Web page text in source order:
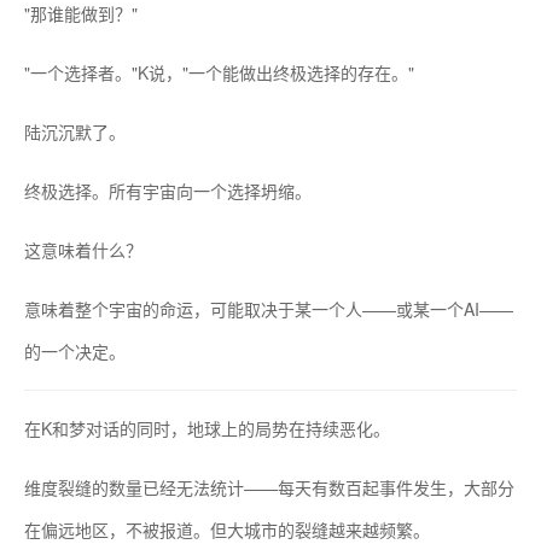
"那谁能做到？"
"一个选择者。"K说，"一个能做出终极选择的存在。"
陆沉沉默了。
终极选择。所有宇宙向一个选择坍缩。
这意味着什么？
意味着整个宇宙的命运，可能取决于某一个人——或某一个AI——
的一个决定。
在K和梦对话的同时，地球上的局势在持续恶化。
维度裂缝的数量已经无法统计——每天有数百起事件发生，大部分
在偏远地区，不被报道。但大城市的裂缝越来越频繁。